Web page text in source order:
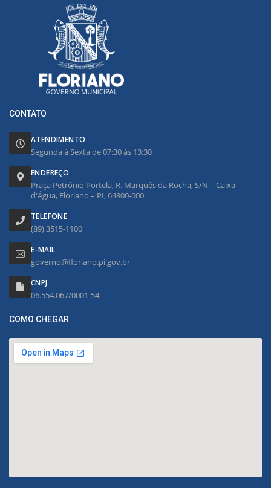
CONTATO
ATENDIMENTO
Segunda à Sexta de 07:30 às 13:30
ENDEREÇO
Praça Petrônio Portela, R. Marquês da Rocha, S/N – Caixa
d'Água, Floriano – PI, 64800-000
TELEFONE
(89) 3515-1100
E-MAIL
governo@floriano.pi.gov.br
CNPJ
06.554.067/0001-54
COMO CHEGAR